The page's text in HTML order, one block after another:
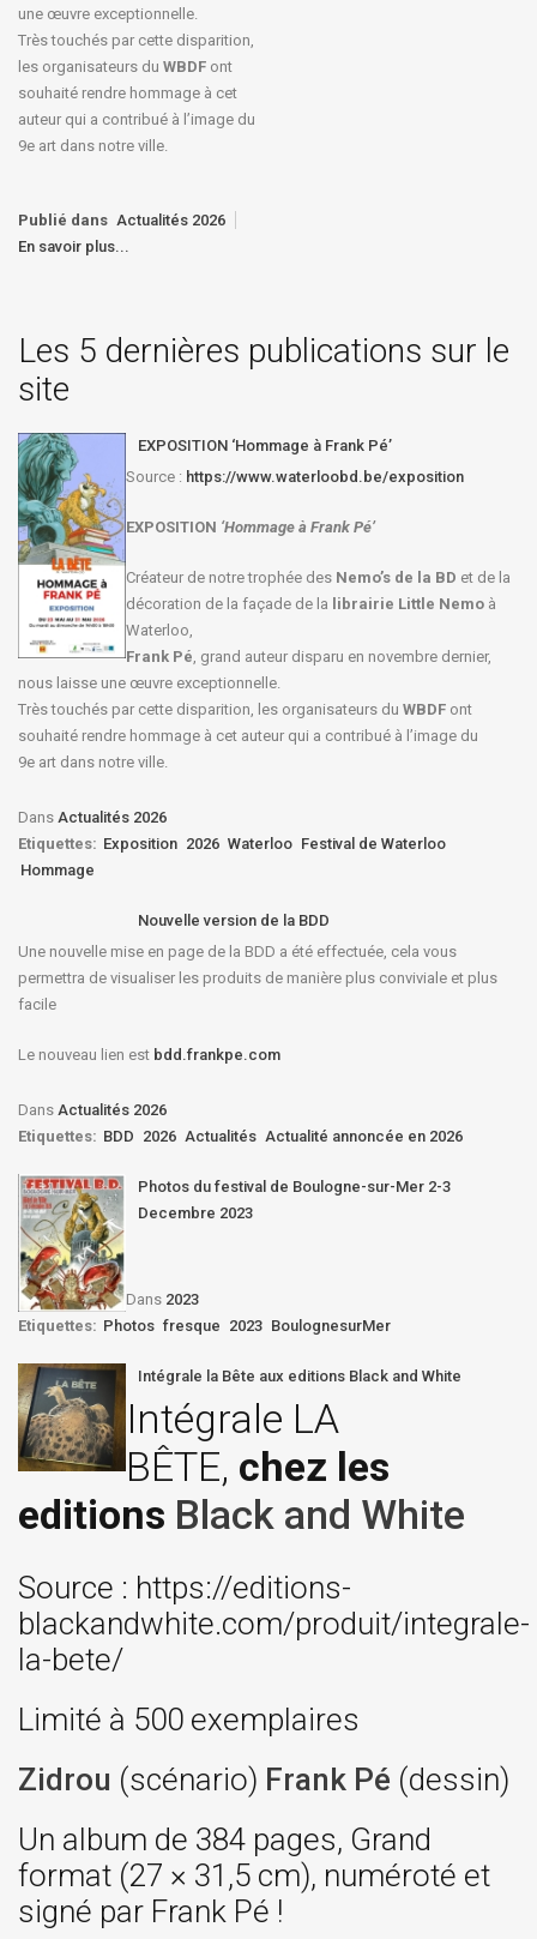
une œuvre exceptionnelle.
Très touchés par cette disparition,
les organisateurs du WBDF ont
souhaité rendre hommage à cet
auteur qui a contribué à l’image du
9e art dans notre ville.
Publié dans Actualités 2026
En savoir plus...
Les 5 dernières publications sur le
site
EXPOSITION ‘Hommage à Frank Pé’
Source : https://www.waterloobd.be/exposition
EXPOSITION ‘Hommage à Frank Pé’
Créateur de notre trophée des Nemo’s de la BD et de la
décoration de la façade de la librairie Little Nemo à
Waterloo,
Frank Pé, grand auteur disparu en novembre dernier,
nous laisse une œuvre exceptionnelle.
Très touchés par cette disparition, les organisateurs du WBDF ont
souhaité rendre hommage à cet auteur qui a contribué à l’image du
9e art dans notre ville.
Dans Actualités 2026
Etiquettes: Exposition 2026 Waterloo Festival de Waterloo
Hommage
Nouvelle version de la BDD
Une nouvelle mise en page de la BDD a été effectuée, cela vous
permettra de visualiser les produits de manière plus conviviale et plus
facile
Le nouveau lien est bdd.frankpe.com
Dans Actualités 2026
Etiquettes: BDD 2026 Actualités Actualité annoncée en 2026
Photos du festival de Boulogne-sur-Mer 2-3
Decembre 2023
Dans 2023
Etiquettes: Photos fresque 2023 BoulognesurMer
Intégrale la Bête aux editions Black and White
Intégrale LA
BÊTE, chez les
editions Black and White
Source : https://editions-
blackandwhite.com/produit/integrale-
la-bete/
Limité à 500 exemplaires
Zidrou (scénario) Frank Pé (dessin)
Un album de 384 pages, Grand
format (27 × 31,5 cm), numéroté et
signé par Frank Pé !